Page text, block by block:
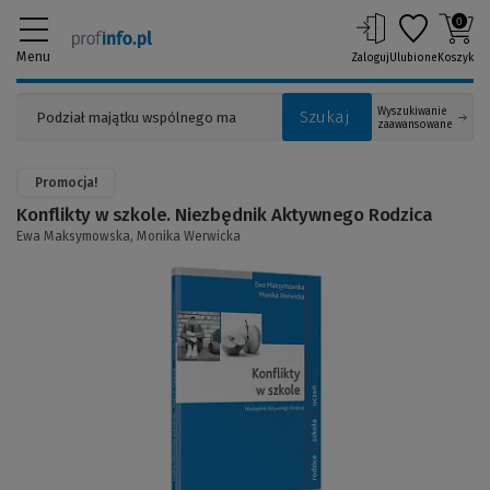
Menu
Szukaj
Wyszukiwanie
zaawansowane
ZalogujUlubione
0
Koszyk
Promocja!
Konflikty w szkole. Niezbędnik Aktywnego Rodzica
Ewa Maksymowska, Monika Werwicka